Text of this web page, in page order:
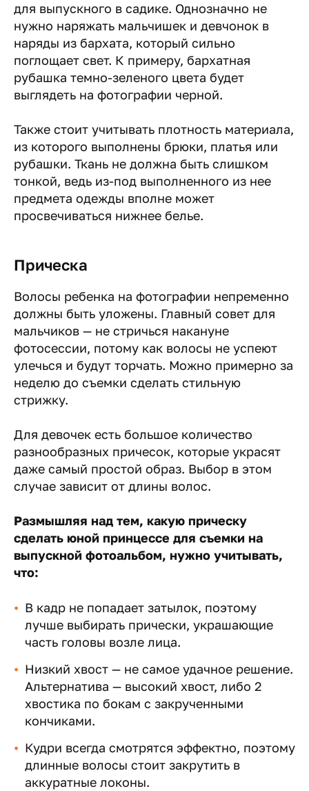
для выпускного в садике. Однозначно не
нужно наряжать мальчишек и девчонок в
наряды из бархата, который сильно
поглощает свет. К примеру, бархатная
рубашка темно-зеленого цвета будет
выглядеть на фотографии черной.
Также стоит учитывать плотность материала,
из которого выполнены брюки, платья или
рубашки. Ткань не должна быть слишком
тонкой, ведь из-под выполненного из нее
предмета одежды вполне может
просвечиваться нижнее белье.
Прическа
Волосы ребенка на фотографии непременно
должны быть уложены. Главный совет для
мальчиков — не стричься накануне
фотосессии, потому как волосы не успеют
улечься и будут торчать. Можно примерно за
неделю до съемки сделать стильную
стрижку.
Для девочек есть большое количество
разнообразных причесок, которые украсят
даже самый простой образ. Выбор в этом
случае зависит от длины волос.
Размышляя над тем, какую прическу
сделать юной принцессе для съемки на
выпускной фотоальбом, нужно учитывать,
что:
В кадр не попадает затылок, поэтому
лучше выбирать прически, украшающие
часть головы возле лица.
Низкий хвост — не самое удачное решение.
Альтернатива — высокий хвост, либо 2
хвостика по бокам с закрученными
кончиками.
Кудри всегда смотрятся эффектно, поэтому
длинные волосы стоит закрутить в
аккуратные локоны.